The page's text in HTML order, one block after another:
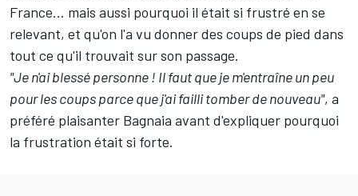
France… mais aussi pourquoi il était si frustré en se
relevant, et qu'on l'a vu donner des coups de pied dans
tout ce qu'il trouvait sur son passage.
"Je n'ai blessé personne! Il faut que je m'entraîne un peu
pour les coups parce que j'ai failli tomber de nouveau", a
préféré plaisanter Bagnaia avant d'expliquer pourquoi
la frustration était si forte.